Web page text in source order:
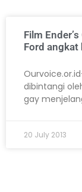
Film
Ford angkat
dibintangi
gay
20 July 2013